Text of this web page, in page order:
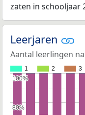
zaten in schooljaar
Leerjaren
Aantal leerlingen
1 2 3
80%
80%
100%
100%